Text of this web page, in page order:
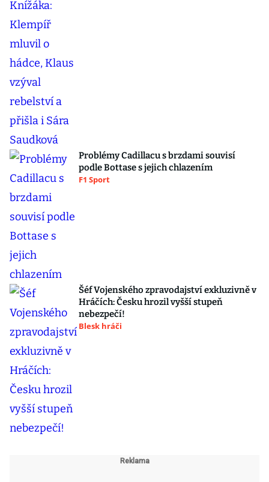
Problémy Cadillacu s brzdami souvisí
podle Bottase s jejich chlazením
F1 Sport
Šéf Vojenského zpravodajství exkluzivně v
Hráčích: Česku hrozil vyšší stupeň
nebezpečí!
Blesk hráči